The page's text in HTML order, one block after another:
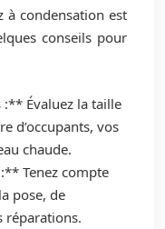
à condensation est
conseils pour
Évaluez la taille
d’occupants, vos
chaude.
Tenez compte
pose, de
réparations.